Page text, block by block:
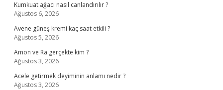
Kumkuat ağacı nasıl canlandırılır ?
Ağustos 6, 2026
Avene güneş kremi kaç saat etkili ?
Ağustos 5, 2026
Amon ve Ra gerçekte kim ?
Ağustos 3, 2026
Acele getirmek deyiminin anlamı nedir ?
Ağustos 3, 2026